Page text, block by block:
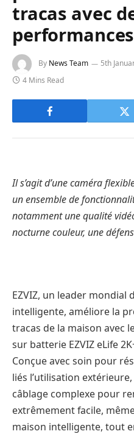
tracas avec
By News Team 5th
4 Mins Read
Il s’agit d’une caméra
un ensemble de
notamment une qualité
nocturne couleur, une
EZVIZ, un leader mondial
intelligente, améliore la
tracas de la maison avec
sur batterie EZVIZ eLife
Conçue avec soin pour
liés l’utilisation
câblage complexe pour
extrêmement facile,
maison intelligente, tout